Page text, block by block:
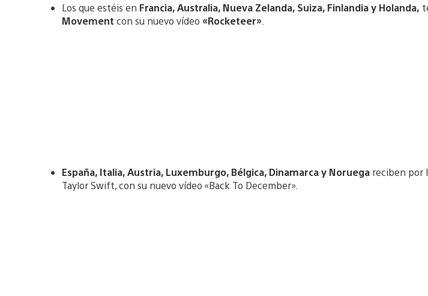
Los que estéis en Francia, Australia, Nueva Zelanda, Suiza, Finlandia y Holanda,
Movement con su nuevo vídeo «Rocketeer»
España, Italia, Austria, Luxemburgo, Bélgica, Dinamarca y Noruega reciben por
Taylor Swift, con su nuevo vídeo «Back To December».